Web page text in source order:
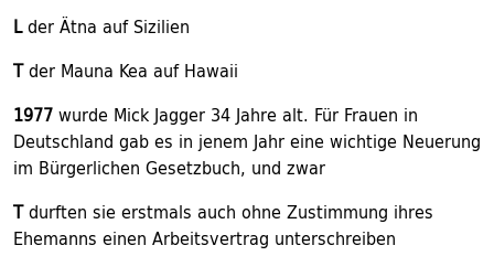
Lder Ätna auf Sizilien
Tder Mauna Kea auf Hawaii
1977wurde Mick Jagger 34 Jahre alt. Für Frauen in
Deutschland gab es in jenem Jahr eine wichtige Neuerung
im Bürgerlichen Gesetzbuch, und zwar
Tdurften sie erstmals auch ohne Zustimmung ihres
Ehemanns einen Arbeitsvertrag unterschreiben